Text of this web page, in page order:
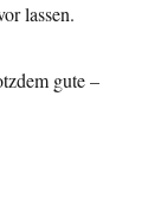
lassen.
gute –